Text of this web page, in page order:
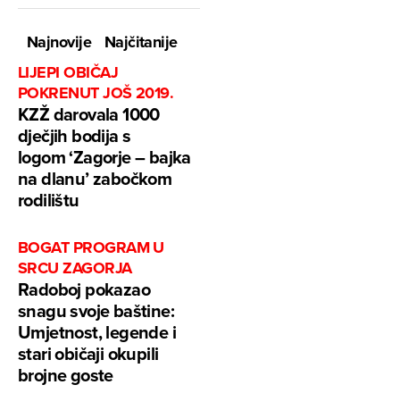
Najnovije
Najčitanije
LIJEPI OBIČAJ
POKRENUT JOŠ 2019.
KZŽ darovala 1000
dječjih bodija s
logom ‘Zagorje – bajka
na dlanu’ zabočkom
rodilištu
BOGAT PROGRAM U
SRCU ZAGORJA
Radoboj pokazao
snagu svoje baštine:
Umjetnost, legende i
stari običaji okupili
brojne goste